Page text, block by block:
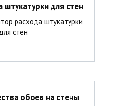
штукатурки для стен
расхода штукатурки
для стен
обоев на стены